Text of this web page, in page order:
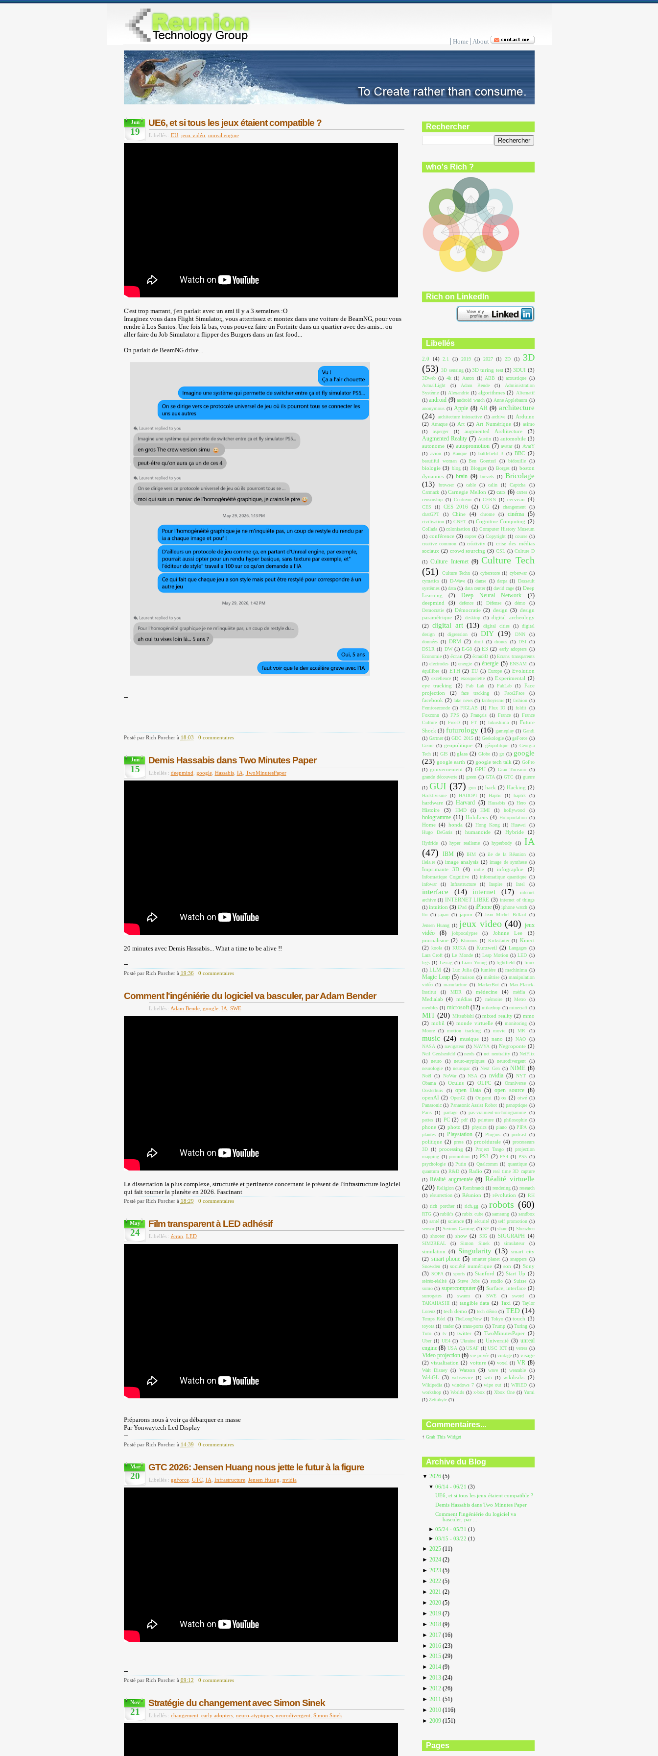
Home About
Jun
19
UE6, et si tous les jeux étaient compatible ?
Libellés : EU, jeux vidéo unreal engine
C'est trop marrant, j'en parlait avec un ami il y a 3 semaines :O
Imaginez vous dans Flight Simulator,, vous atterrissez et montez dans une voiture de BeamNG, pour vous
rendre à Los Santos. Une fois là bas, vous pouvez faire un Fortnite dans un quartier avec des amis... ou
aller faire du Job Simulator a flipper des Burgers dans un fast food...
On parlait de BeamNG.drive...
--
Posté par Rich Porcher à 18:03 0 commentaires
Jun
15
Demis Hassabis dans Two Minutes Paper
Libellés : deepmind google, Hassabis, IA TwoMinutesPaper
20 minutes avec Demis Hassabis... What a time to be alive !!
--
Posté par Rich Porcher à 19:36 0 commentaires
Comment l'ingéniérie du logiciel va basculer, par Adam Bender
Libellés : Adam Bende, google, IA SWE
La dissertation la plus complexe, structurée et pertinente concernant le présent de l'infrastructure logiciel
qui fait tourner la planète en 2026. Fascinant
Posté par Rich Porcher à 18:29 0 commentaires
May
24
Film transparent à LED adhésif
Libellés : écran LED
Préparons nous à voir ça débarquer en masse
Par Yonwaytech Led Display
--
Posté par Rich Porcher à 14:39 0 commentaires
Mar
20
GTC 2026: Jensen Huang nous jette le futur à la figure
Libellés : geForce, GTC, IA Infrastructure, Jensen Huang nvidia
--
Posté par Rich Porcher à 09:12 0 commentaires
Nov
21
Stratégie du changement avec Simon Sinek
Libellés : changement, early adopters, neuro-atypiques, neurodivergent, Simon Sinek
Rechercher
who's Rich ?
Rich on LinkedIn
Libellés
2.0 (4) 2.1 (1) 2019 (1) 2027 (1) 2D (1)
3D
(53) 3D sensing (1) 3D turing test (3) 3DUI (3)
3Dweb (1) 4k (1) Aaron (1) ABB (1) acoustique (1)
ActualLight
(1) Adam Bende (1)
Administration
Système (1) Alexandrie (1) algorithmes (2) Alternatif
(1) android (9) android watch (1) Anne Applebaum (1)
anonymous (1) Apple (8) AR (9) architecture
(24) architecture interactive (1) archive (1) Arduino
(2) Arnaque (1) Art (2) Art Numérique (3) asimo
(1)
asperger (1) augmented Architecture (3)
Augmented Reality (7) Austin (1) automobile (3)
autonome (4) autopromotion (7) avatar (1) AvatY
(1) avion (1) Banque (1) battlefield 3 (1) BBC (2)
beautiful woman (1) Ben Goertzel (1) bidouille (1)
biologie (3) blog (1) Blogger (1) Borges (1) boston
dynamics (2) brain (9) brevets (1) Bricolage
(13)
browser (1) cable (1) calin (1) Captcha
(1)
Carmack (1) Carnegie Mellon (2) cars (6) cartes (1)
censorship (1) Centreon (1) CERN (1) cerveau (4)
CES (1) CES 2016 (2) CG (2) changement
(1)
chatGPT
(1) Chine (4) chrome (1) cinéma (5)
civilisation (1) CNET (1) Cognitive Computing (2)
Collada (1) colonisation (1) Computer History Museum
(1) conférence (3) copter (1) Copyright (1) course (1)
creative common (1) créativity (1) crise des médias
sociaux (2) crowd sourcing (3) CSL (1) Culture D
(1) Culture Internet (9) Culture Tech
(51)
Culture Techn (1) cyberstore (1) cyberwar (1)
cymatics (1) D-Wave (1) danse (1) darpa (1) Dassault
systèmes (1) data (1) data center (1) david cage (1) Deep
Learning
(2) Deep Neural Network (7)
deepmind (3) defence (1) Défense (1) démo
(1)
Democratie (1) Démocratie (2) design (3) design
paramétrique (2) desktop (1) digital archeology
(2) digital art (13) digital cities (1)
digital
design
(1) digression (1) DIY (19) DNN
(1)
données (1) DRM (2) droit (1) drones (1) DSI (1)
DSLR (1) DW (1) E-G8 (1) E3 (2) early adopters (1)
Economie (1) écran (2) écran3D (1) Ecrans transparents
(1) electrodes (1) energie (1) énergie (5) ENSAM (1)
équilibre (1) ETH (2) EU (1) Europe (1) Evolution
(3) excellence (1) exosquelette (1) Experimental (2)
eye tracking
(2) Fab Lab (1) FabLab (1)
Face
projection
(2) face tracking (1) Face2Face (1)
facebook (2) fake news (1) fanboyisme (1) fashion (1)
Femtoseconde (1) FIGLAB (1) Flux IO (1) foldit (1)
Foxconn (1) FPS (1) Français (1) France (1) France
Culture (1) FreeD (1) FT (1) fukushima (1) Future
Shock (3) futurology (16) gameplay (1) Gandi
(1) Gartner (1) GDC 2015 (1) Geekologie (1) geForce (1)
Genie (1) geopolitique (2) géopolitque (1) Georgia
Tech (1) GIS (1) glass (2) Globe (1) go (1) google
(23) google earth (2) google tech talk (2) GoPro
(1) gouvernement (2) GPU (2) Gran Turismo (1)
grande découverte (1) green (1) GTA (1) GTC (1) guerre
(1) GUI (37) gun (1) hack (2) Hacking (2)
Hacktivisme (1) HADOPI (1) Haptic (1) haptik (1)
hardware (2) Harvard (5) Hassabis (1) Hero (1)
Histoire (3) HMD (1) HMI (1) hollywood (1)
hologramme (11) HoloLens (4) Holoportation (1)
Home (4) honda (2) Hong Kong (1) Huawei
(1)
Hugo DeGaris
(1) humanoïde (2) Hybride (2)
Hydride (1) hyper realisme (1) hyperbody (1)
IA
(47)
IBM (6) IHM (1) ile de la Réunion
(1)
ilela.re (1) image analysis (2) image de synthese (1)
Imprimante 3D (4) indie (1) infographie (2)
Informatique Cognitive (1) informatique quantique (1)
infowar
(1) Infrastructure (1) Inspire (1) Intel (1)
interface (14) internet (17)
internet
archive (1) INTERNET LIBRE (3) internet of things
(1) intuition (3) iPad (1) iPhone (6) iphone watch (1)
Ito (1) japan (1) japon (2) Jean Michel Billaut (1)
Jensen Huang (1) jeux video (40) jeux
vidéo
(8) jobpocalypse (1) Johnne Lee
(3)
journalisme (2) Khronos (1) Kickstarter (1) Kinect
(2) koola (1) KUKA (1) Kurzweil (2) Langages (1)
Lara Croft (1) Le Monde (1) Leap Motion (1) LED (1)
legs (1) Lessig (1) Liam Young (1) lightfield (1) linux
(1) LLM (2) Luc Julia (1) lumière (1) machinima (1)
Magic Leap (5) maison (1) maîtrise (1) manipulation
vidéo (1) manufacture (1) MarkerBot (1) Max-Planck-
Institut
(1) MDR (1) médecine (4) média (1)
Medialab (4) médias (2) mémoire (1) Metro
(1)
meubles (1) microsoft (12) mikedrop (1) minecraft (1)
MIT (20) Mitsubishi (1) mixed reality (2) mmo
(2) mobil (4) monde virtuelle (4) monitoring (1)
Moore
(1) motion tracking (1) movie (1) MR (1)
music (24) musique (3) nano (3) NAO
(1)
NASA (1) navigateur (1) NAVYA (1) Negroponte (2)
Neil Gershenfeld (1) nerds (1) net neutrality (1) NetFlix
(1)
neuro (1) neuro-atypiques (1) neurodivergent
(1)
neurologie (1) neuropac (1) Next Gen (1) NIME (8)
Noël (1) NoWar (1) NSA (1) nvidia (5) NYT
(1)
Obama
(1) Oculus (2) OLPC (2) Omniverse
(1)
Oosterhuis
(1) open Data (5) open source (8)
openAI (2) OpenGl (1) Origami (1) os (2) otwé (1)
Panasonic (1) Panasonic Assist Robot (1) panoptique (1)
Paris (1) partage (1) pas-vraiment-un-hologramme
(1)
pattes (1) PC (2) pdf (1) peinture (1) philosophie (1)
phone (2) photo (3) physics (1) piano (1) PIPA (1)
plantes (1) Playstation (7) Plugins (1) podcast (1)
politique (2) press (1) procédurale (4) processeurs
3D (1) processing (2) Project Tango (1) projection
mapping (1) promotion (1) PS3 (2) PS4 (1) PS5 (1)
psychologie (1) Putin (1) Qualcomm (1) quantique (1)
quantum (1) R&D (1) Radio (2) real time 3D capture
(1) Réalité augmentée (6) Réalité virtuelle
(20) Religion (1) Rembrandt (1) rendering (1) research
(1) résurrection (1) Réunion (3) révolution (2) RH
(1) rich porcher (1) rich.gg (1) robots (60)
RTG (1) rubik's (1) rubix cube (1) samsung (1) sandbox
(1) santé (1) science (3) sécurité (1) self promotion (1)
sensor (1) Serious Gaming (1) SF (1) share (1) Shenzhen
(1) shooter (1) show (2) SIG (1) SIGGRAPH (4)
SIM2REAL (1) Simon Sinek (1) simulateur (1)
simulation (4) Singularity (13)
smart city
(2) smart phone (5) smarter planet (1) snappers (1)
Snowden (1) société numérique (2) son (2) Sony
(3) SOPA (1) sports (1) Stanford (2) Start Up (2)
stéréo-réalité (1) Steve Jobs (1) studio (1) Suisse (1)
sumo (1) supercomputer (8) Surface; interface (2)
surrogates (1) swarm (1) SWE (1) sword
(1)
TAKAHASHI (1) tangible data (2) Taxi (2) Taylor
Lorenz (1) tech demo (2) tech démo (1) TED (14)
Temps Réel (1) TheLongNow (1) Tokyo (1) touch (3)
toyota (1) trader (1) trans-ports (1) Trump (1) Turing (1)
Tuto (1) tv (1) twitter (2) TwoMinutesPaper (2)
Uber (1) UE4 (1) Ukraine (1) Université (3) unreal
engine (8) USA (1) USAF (1) USC ICT (1) verres (1)
Video projection (6) vie privée (1) vintage (1) visage
(2) visualisation (2) voiture (4) voxel (1) VR (8)
Walt Disney (1) Watson (3) wave (1) wearable (1)
WebGL (3) webservice (1) wifi (1) wikileaks (2)
Wikipedia (1) windows 7 (1) wipe out (1) WIRED (1)
workshop (1) Worlds (1) x-box (1) Xbox One (1) Yumi
(1) Zettabyte (1)
Commentaires...
↑ Grab This Widget
Archive du Blog
▼ 2026 (5)
▼06/14 - 06/21(3)
UE6, et si tous les jeux étaient compatible ?
Demis Hassabis dans Two Minutes Paper
Comment l'ingéniérie du logiciel va
basculer, par ...
►05/24 - 05/31(1)
►03/15 - 03/22(1)
► 2025 (11)
► 2024 (2)
► 2023 (5)
► 2022 (5)
► 2021 (2)
► 2020 (5)
► 2019 (7)
► 2018 (9)
► 2017 (16)
► 2016 (23)
► 2015 (29)
► 2014 (9)
► 2013 (24)
► 2012 (26)
► 2011 (51)
► 2010 (116)
► 2009 (151)
Pages